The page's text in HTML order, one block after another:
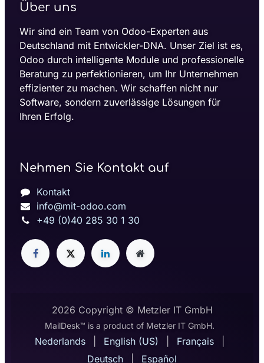
Über uns
Wir sind ein Team von Odoo-Experten aus
Deutschland mit Entwickler-DNA. Unser Ziel ist es,
Odoo durch intelligente Module und professionelle
Beratung zu perfektionieren, um Ihr Unternehmen
effizienter zu machen. Wir schaffen nicht nur
Software, sondern zuverlässige Lösungen für
Ihren Erfolg.
Nehmen Sie Kontakt auf
Kontakt
info@mit-odoo.com
+49 (0)40 285 30 1 30
2026 Copyright © Metzler IT GmbH
MailDesk™ is a product of Metzler IT GmbH.
Nederlands English (US) Français
Deutsch
Español